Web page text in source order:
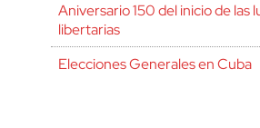
Aniversario 150 del inicio de las
libertarias
Elecciones Generales en Cuba